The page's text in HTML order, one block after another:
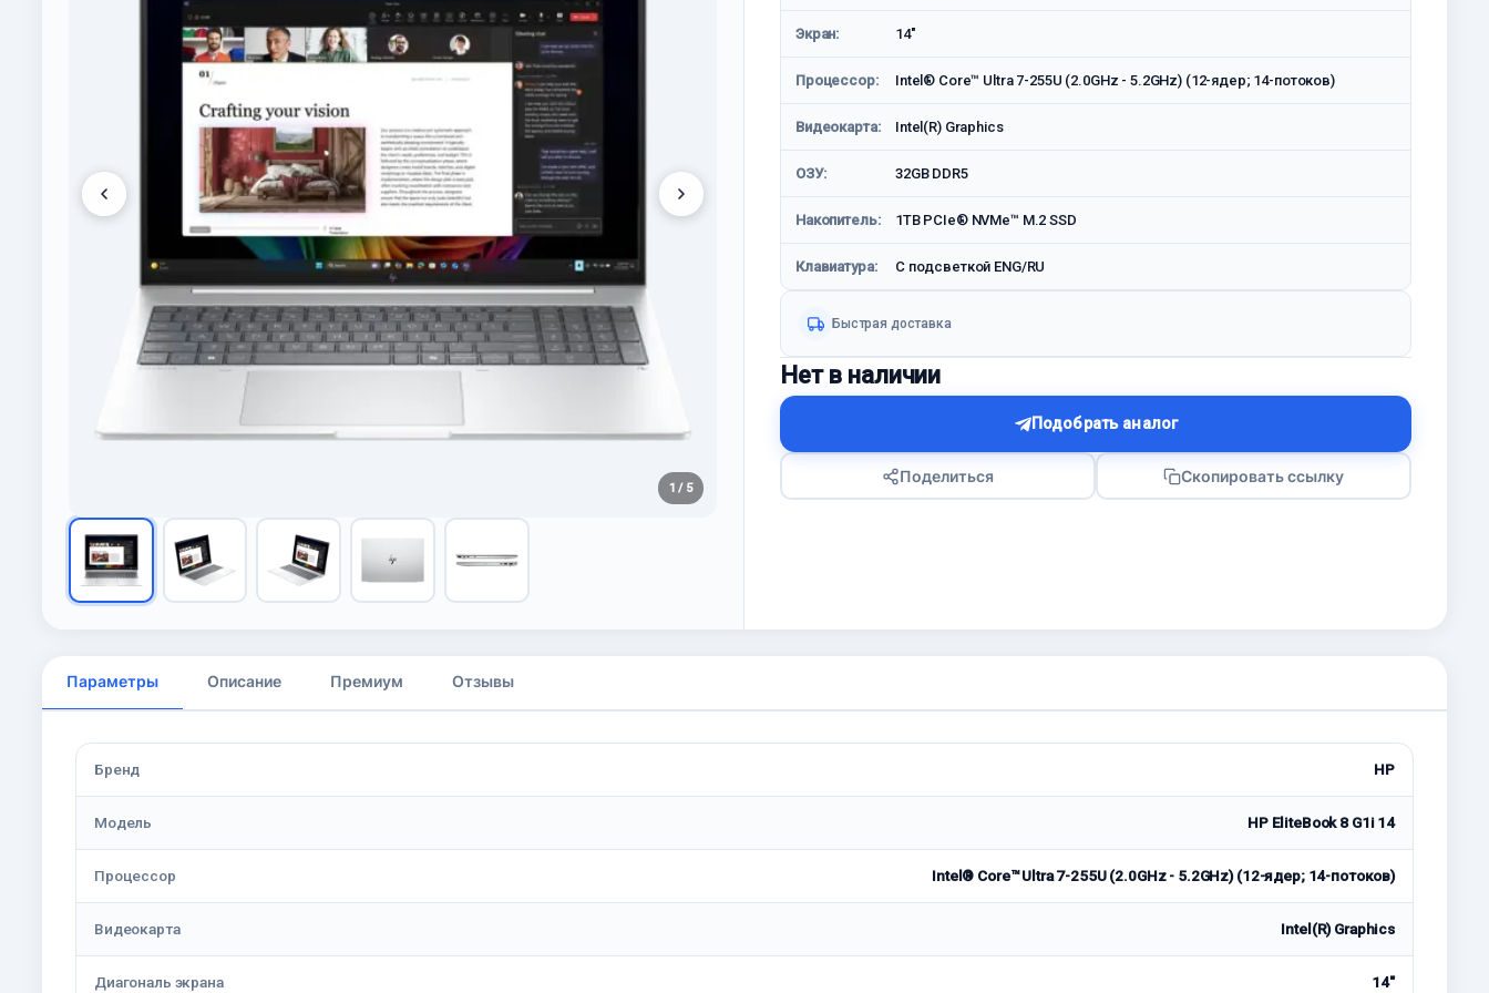
1 / 5
Экран: 14"
Процессор: Intel® Core™ Ultra 7-255U (2.0GHz - 5.2GHz) (12-ядер; 14-потоков)
Видеокарта: Intel(R) Graphics
ОЗУ: 32GB DDR5
Накопитель: 1TB PCIe® NVMe™ M.2 SSD
Клавиатура: С подсветкой ENG/RU
Быстрая доставка
Нет в наличии
Подобрать аналог
Поделиться Скопировать ссылку
Параметры Описание Премиум Отзывы
Бренд HP
Модель HP EliteBook 8 G1i 14
Процессор Intel® Core™ Ultra 7-255U (2.0GHz - 5.2GHz) (12-ядер; 14-потоков)
Видеокарта Intel(R) Graphics
Диагональ экрана 14"